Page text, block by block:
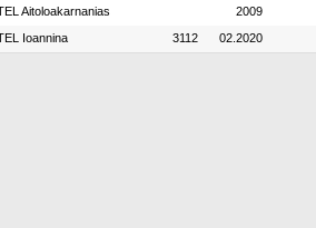
Aitoloakarnanias 2009
Ioannina 3112 02.2020